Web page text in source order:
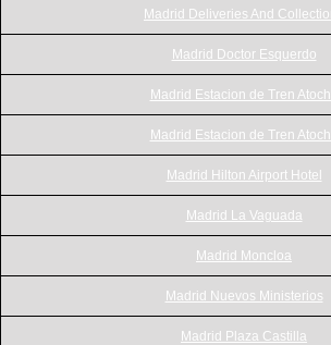
Madrid Deliveries And
Madrid Doctor Esquerdo
Madrid Estacion de Tren
Madrid Estacion de Tren
Madrid Hilton Airport Hotel
Madrid La Vaguada
Madrid Moncloa
Madrid Nuevos Ministerios
Madrid Plaza Castilla